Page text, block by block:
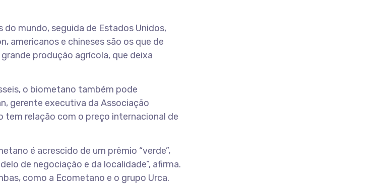
mundo, seguida de Estados Unidos,
americanos e chineses são os que de
produção agrícola, que deixa
o biometano também pode
gerente executiva da Associação
tem relação com o preço internacional de
é acrescido de um prêmio “verde”,
de negociação e da localidade”, afirma.
como a Ecometano e o grupo Urca.